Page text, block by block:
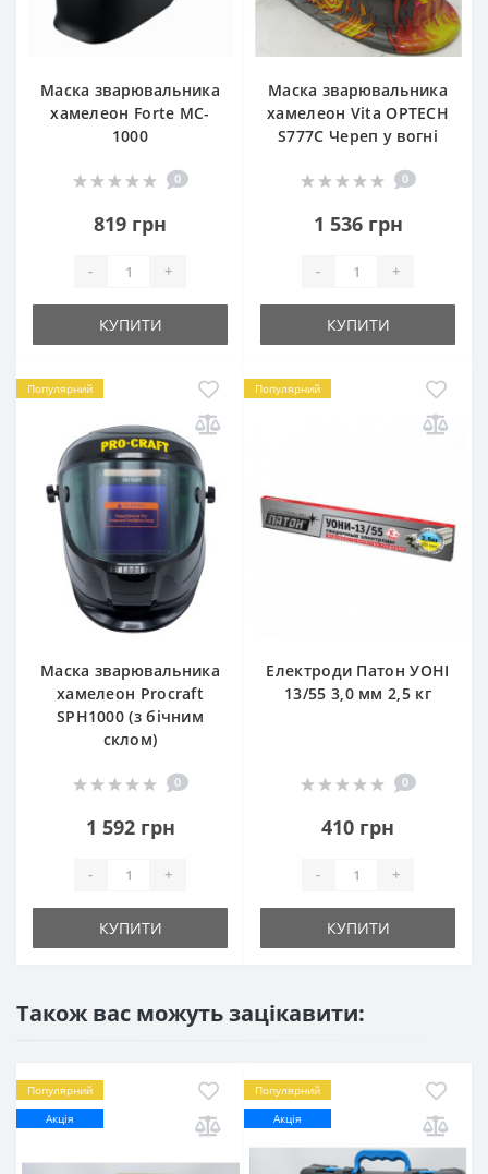
Маска зварювальника
хамелеон Forte MC-
1000
0
819 грн
- +
КУПИТИ
Маска зварювальника
хамелеон Vita OPTECH
S777C Череп у вогні
0
1 536 грн
- +
КУПИТИ
Популярний
Маска зварювальника
хамелеон Procraft
SPH1000 (з бічним
склом)
0
1 592 грн
- +
КУПИТИ
Популярний
Електроди Патон УОНІ
13/55 3,0 мм 2,5 кг
0
410 грн
- +
КУПИТИ
Також вас можуть зацікавити:
Популярний
Акція
Популярний
Акція